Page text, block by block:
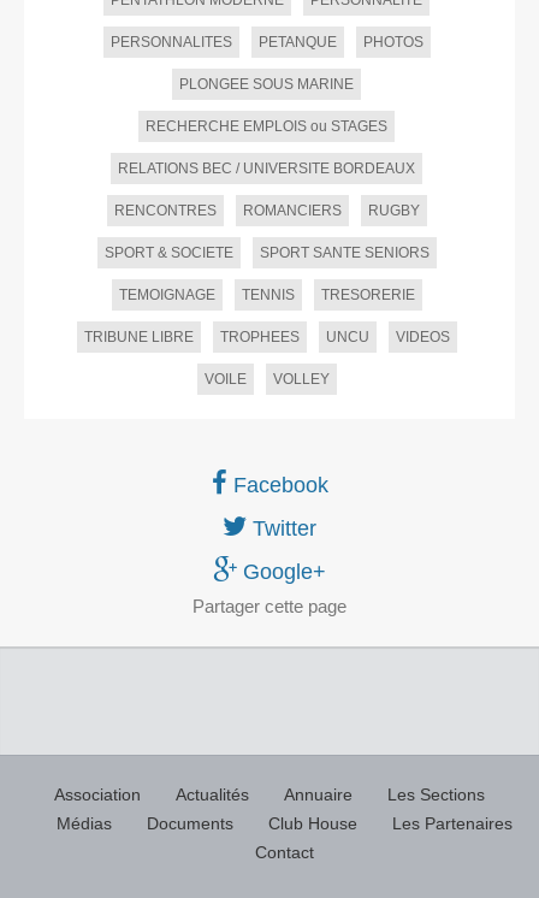
PERSONNALITES PETANQUE PHOTOS
PLONGEE SOUS MARINE
RECHERCHE EMPLOIS ou STAGES
RELATIONS BEC / UNIVERSITE BORDEAUX
RENCONTRES ROMANCIERS RUGBY
SPORT & SOCIETE SPORT SANTE SENIORS
TEMOIGNAGE TENNIS TRESORERIE
TRIBUNE LIBRE TROPHEES UNCU VIDEOS
VOILE VOLLEY
Facebook
Twitter
Google+
Partager cette page
Association Actualités Annuaire
Les Sections
Médias
Documents Club House
Les Partenaires
Contact